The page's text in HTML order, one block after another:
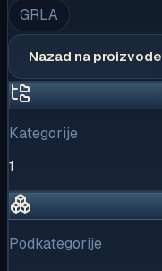
GRLA
Nazad na proizvode
Kategorije
1
Podkategorije